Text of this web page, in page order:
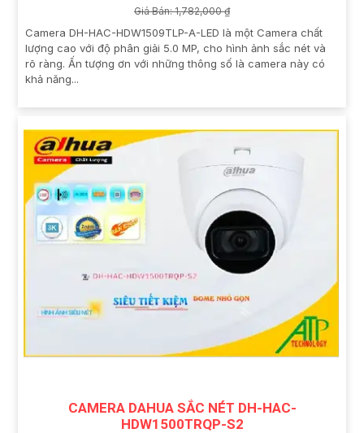
Giá Bán: 1,782,000 ₫
Camera DH-HAC-HDW1509TLP-A-LED là một Camera chất
lượng cao với độ phân giải 5.0 MP, cho hình ảnh sắc nét và
rõ ràng. Ấn tượng ơn với những thông số là camera này có
khả năng...
CAMERA DAHUA SẮC NÉT DH-HAC-
HDW1500TRQP-S2